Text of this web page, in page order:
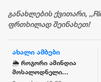
განახლების ქვითარი,
ფრთხილად შეინახეთ!
ახალი ამბები
🌦️ როგორი ამინდია
მოსალოდნელი